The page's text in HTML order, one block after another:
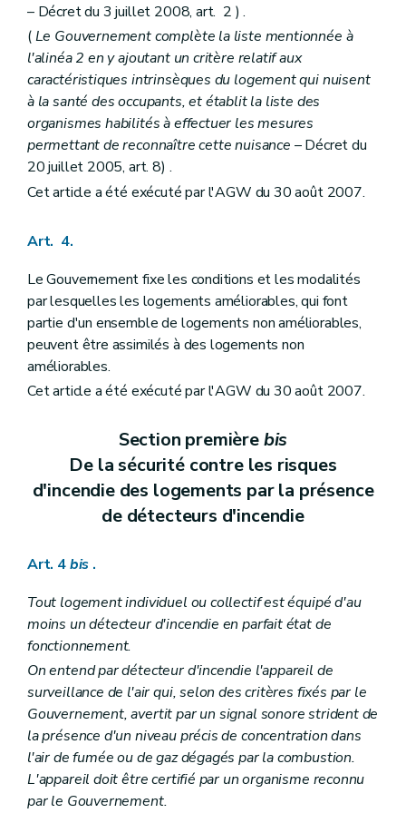
– Décret du 3 juillet 2008, art. 2 ) .
(Le Gouvernement complète la liste mentionnée à
l'alinéa 2 en y ajoutant un critère relatif aux
caractéristiques intrinsèques du logement qui nuisent
à la santé des occupants, et établit la liste des
organismes habilités à effectuer les mesures
permettant de reconnaître cette nuisance – Décret du
20 juillet 2005, art. 8) .
Cet article a été exécuté par l'AGW du 30 août 2007.
Art. 4.
Le Gouvernement fixe les conditions et les modalités
par lesquelles les logements améliorables, qui font
partie d'un ensemble de logements non améliorables,
peuvent être assimilés à des logements non
améliorables.
Cet article a été exécuté par l'AGW du 30 août 2007.
Section premièrebis
De la sécurité contre les risques
d'incendie des logements par la présence
de détecteurs d'incendie
Art. 4bis .
Tout logement individuel ou collectif est équipé d'au
moins un détecteur d'incendie en parfait état de
fonctionnement.
On entend par détecteur d'incendie l'appareil de
surveillance de l'air qui, selon des critères fixés par le
Gouvernement, avertit par un signal sonore strident de
la présence d'un niveau précis de concentration dans
l'air de fumée ou de gaz dégagés par la combustion.
L'appareil doit être certifié par un organisme reconnu
par le Gouvernement.